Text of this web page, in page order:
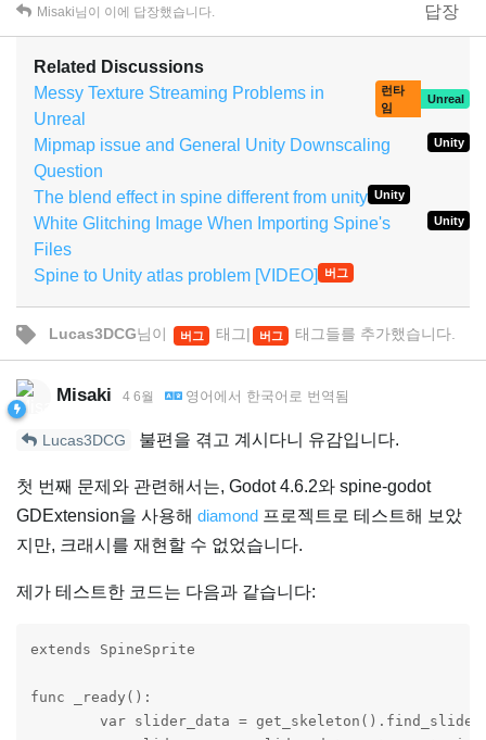
답장
Misaki님이 이에 답장했습니다.
Related Discussions
Messy Texture Streaming Problems in
Unreal
런타
임
Unreal
Mipmap issue and General Unity Downscaling
Question
Unity
The blend effect in spine different from unity Unity
White Glitching Image When Importing Spine's
Files
Unity
Spine to Unity atlas problem [VIDEO] 버그
Lucas3DCG님이 버그 태그| 버그 태그들를 추가했습니다.
Misaki 4 6월 영어 에서 한국어 로 번역됨
Lucas3DCG 불편을 겪고 계시다니 유감입니다.
첫 번째 문제와 관련해서는, Godot 4.6.2와 spine-godot
GDExtension을 사용해 diamond 프로젝트로 테스트해 보았
지만, 크래시를 재현할 수 없었습니다.
제가 테스트한 코드는 다음과 같습니다:
extends SpineSprite
func _ready():